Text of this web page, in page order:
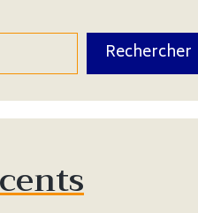
Rechercher